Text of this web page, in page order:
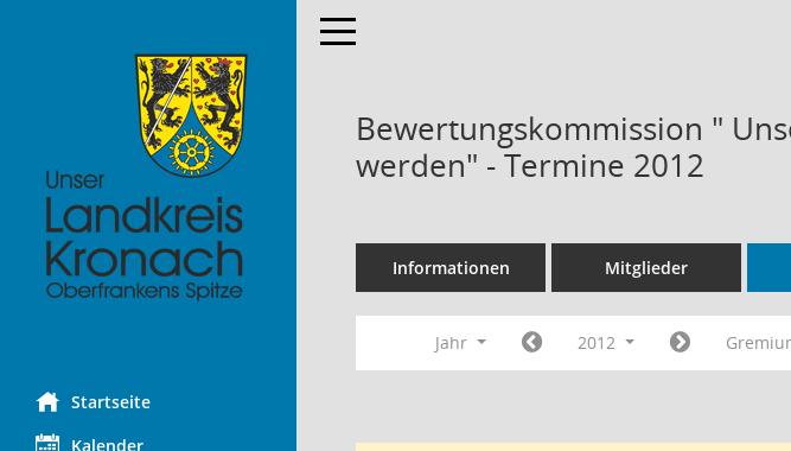
Startseite
Kalender
Toggle navigation
Bewertungskommission "
werden" - Termine 2012
Informationen Mitglieder
Jahr 2012